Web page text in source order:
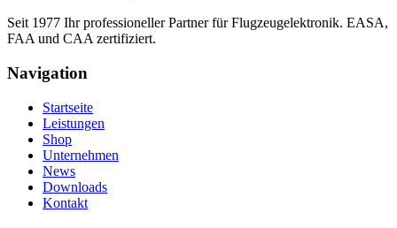
Seit 1977 Ihr professioneller Partner für Flugzeugelektronik. EASA,
FAA und CAA zertifiziert.
Navigation
Startseite
Leistungen
Shop
Unternehmen
News
Downloads
Kontakt